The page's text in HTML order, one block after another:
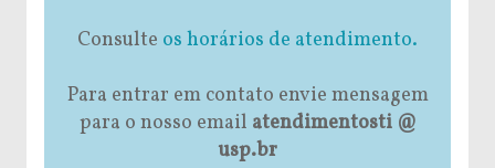
Consulte os horários de atendimento.
Para entrar em contato envie mensagem
para o nosso email atendimentosti @
usp.br